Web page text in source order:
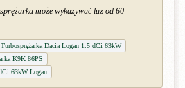
może wykazywać luz od 60
Turbosprężarka Dacia Logan 1.5 dCi 63kW
K9K 86PS
63kW Logan